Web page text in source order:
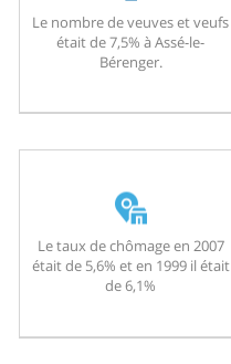
Le nombre de veuves et veufs
était de 7,5% à Assé-le-
Bérenger.
Le taux de chômage en 2007
était de 5,6% et en 1999 il était
de 6,1%